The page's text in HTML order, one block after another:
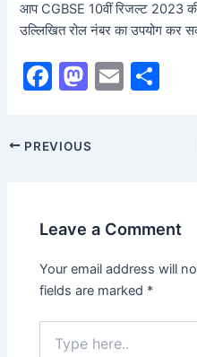
आप CGBSE 10वीं रिजल्ट 2023
उल्लिखित रोल नंबर का उपयोग कर
F
c
e
o
k
M
st
o
o
E
PREVIOUS
Leave a Comment
Your email address will
fields are marked *
here..